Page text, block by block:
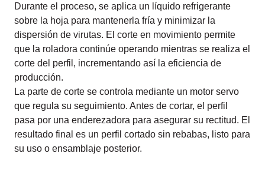
Durante el proceso, se aplica un líquido refrigerante
sobre la hoja para mantenerla fría y minimizar la
dispersión de virutas. El corte en movimiento permite
que la roladora continúe operando mientras se realiza el
corte del perfil, incrementando así la eficiencia de
producción.
La parte de corte se controla mediante un motor servo
que regula su seguimiento. Antes de cortar, el perfil
pasa por una enderezadora para asegurar su rectitud. El
resultado final es un perfil cortado sin rebabas, listo para
su uso o ensamblaje posterior.